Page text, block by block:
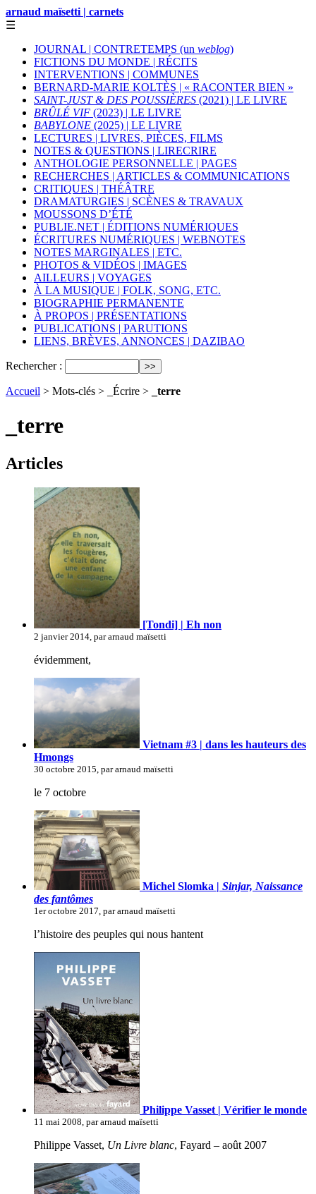
arnaud maïsetti | carnets
☰
JOURNAL | CONTRETEMPS (un weblog)
FICTIONS DU MONDE | RÉCITS
INTERVENTIONS | COMMUNES
BERNARD-MARIE KOLTÈS | « RACONTER BIEN »
SAINT-JUST & DES POUSSIÈRES (2021) | LE LIVRE
BRÛLÉ VIF (2023) | LE LIVRE
BABYLONE (2025) | LE LIVRE
LECTURES | LIVRES, PIÈCES, FILMS
NOTES & QUESTIONS | LIRECRIRE
ANTHOLOGIE PERSONNELLE | PAGES
RECHERCHES | ARTICLES & COMMUNICATIONS
CRITIQUES | THÉÂTRE
DRAMATURGIES | SCÈNES & TRAVAUX
MOUSSONS D’ÉTÉ
PUBLIE.NET | ÉDITIONS NUMÉRIQUES
ÉCRITURES NUMÉRIQUES | WEBNOTES
NOTES MARGINALES | ETC.
PHOTOS & VIDÉOS | IMAGES
AILLEURS | VOYAGES
À LA MUSIQUE | FOLK, SONG, ETC.
BIOGRAPHIE PERMANENTE
À PROPOS | PRÉSENTATIONS
PUBLICATIONS | PARUTIONS
LIENS, BRÈVES, ANNONCES | DAZIBAO
Rechercher :
Accueil > Mots-clés > _Écrire > _terre
_terre
Articles
[Tondi] | Eh non
2 janvier 2014, par arnaud maïsetti
évidemment,
Vietnam #3 | dans les hauteurs des
Hmongs
30 octobre 2015, par arnaud maïsetti
le 7 octobre
Michel Slomka | Sinjar, Naissance
des fantômes
1er octobre 2017, par arnaud maïsetti
l’histoire des peuples qui nous hantent
Philippe Vasset | Vérifier le monde
11 mai 2008, par arnaud maïsetti
Philippe Vasset, Un Livre blanc, Fayard – août 2007